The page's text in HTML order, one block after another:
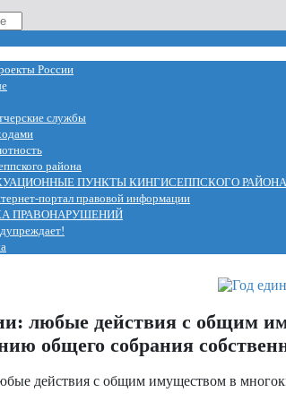
России
службы
района
ПУНКТЫ КИНГИСЕППСКОГО РАЙОНА
портал правовой информации
ПРАВОНАРУШЕНИЙ
любые действия с общим
общего собрания